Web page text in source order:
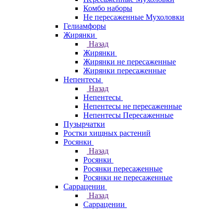
Комбо наборы
Не пересаженные Мухоловки
Гелиамфоры
Жирянки
Назад
Жирянки
Жирянки не пересаженные
Жирянки пересаженные
Непентесы
Назад
Непентесы
Непентесы не пересаженные
Непентесы Пересаженные
Пузырчатки
Ростки хищных растений
Росянки
Назад
Росянки
Росянки пересаженные
Росянки не пересаженные
Саррацении
Назад
Саррацении